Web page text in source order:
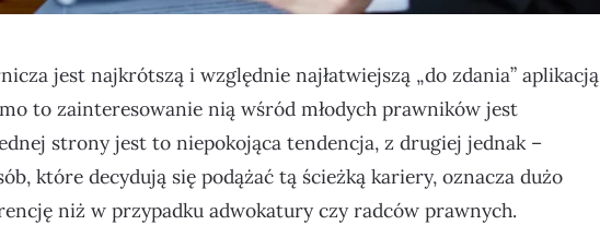
jest najkrótszą i względnie najłatwiejszą „do zdania” aplikacją
to zainteresowanie nią wśród młodych prawników jest
strony jest to niepokojąca tendencja, z drugiej jednak –
które decydują się podążać tą ścieżką kariery, oznacza dużo
niż w przypadku adwokatury czy radców prawnych.